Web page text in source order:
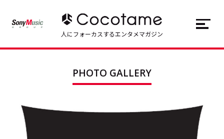
連載一覧
JP EN
人にフォーカスするエンタメマガジン
PHOTO GALLERY